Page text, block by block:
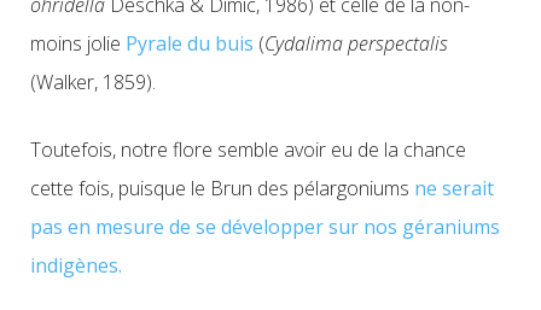
moins jolie Pyrale du buis (Cydalima perspectalis
(Walker, 1859).
Toutefois, notre flore semble avoir eu de la chance
cette fois, puisque le Brun des pélargoniums ne serait
pas en mesure de se développer sur nos géraniums
indigènes.